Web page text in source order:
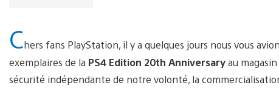
Chers fans PlayStation, il y a quelques jours nous vous
exemplaires de la PS4 Edition 20th Anniversaryau
sécurité indépendante de notre volonté, la